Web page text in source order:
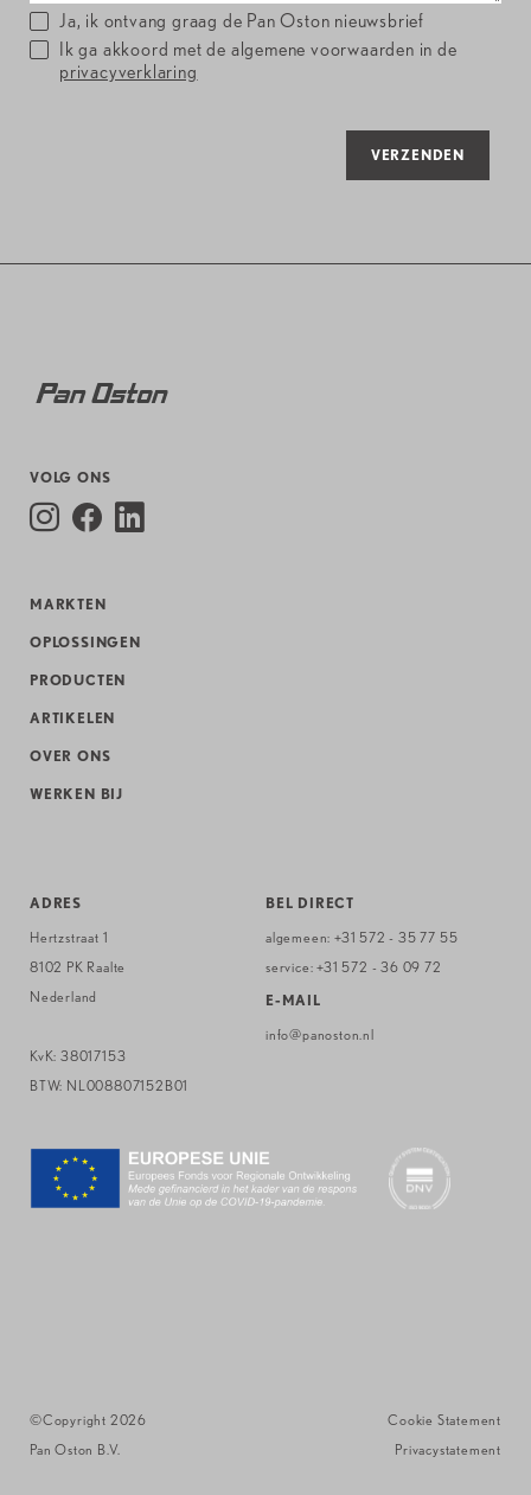
Ja, ik ontvang graag de Pan Oston nieuwsbrief
Ik ga akkoord met de algemene voorwaarden in de
privacyverklaring
VERZENDEN
VOLG ONS
MARKTEN
OPLOSSINGEN
PRODUCTEN
ARTIKELEN
OVER ONS
WERKEN BIJ
ADRES
Hertzstraat 1
8102 PK Raalte
Nederland
KvK: 38017153
BTW: NL008807152B01
BEL DIRECT
algemeen: +31 572 - 35 77 55
service:+31 572 - 36 09 72
E-MAIL
info@panoston.nl
©Copyright 2026
Pan Oston B.V.
Cookie Statement
Privacystatement